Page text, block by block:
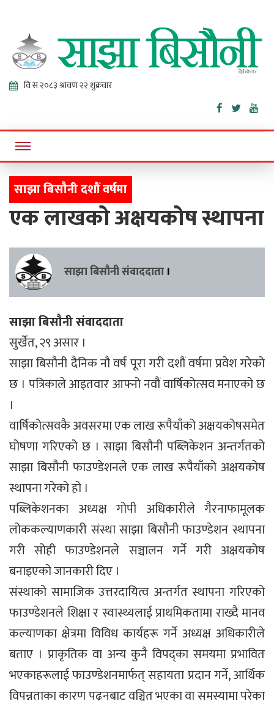
Sajha
Bisaunee
Online News Portal
साझा बिसौनी दशौं वर्षमा
एक लाखको अक्षयकोष स्थापना
साझा बिसौनी संवाददाता ।
साझा बिसौनी संवाददाता
सुर्खेत, २९ असार ।
साझा बिसौनी दैनिक नौ वर्ष पूरा गरी दशौं वर्षमा प्रवेश गरेको
छ । पत्रिकाले आइतवार आफ्नो नवौं वार्षिकोत्सव मनाएको छ
।
वार्षिकोत्सवकै अवसरमा एक लाख रूपैयाँको अक्षयकोषसमेत
घोषणा गरिएको छ । साझा बिसौनी पब्लिकेशन अन्तर्गतको
साझा बिसौनी फाउण्डेशनले एक लाख रूपैयाँको अक्षयकोष
स्थापना गरेको हो ।
पब्लिकेशनका अध्यक्ष गोपी अधिकारीले गैरनाफामूलक
लोककल्याणकारी संस्था साझा बिसौनी फाउण्डेशन स्थापना
गरी सोही फाउण्डेशनले सञ्चालन गर्ने गरी अक्षयकोष
बनाइएको जानकारी दिए ।
संस्थाको सामाजिक उत्तरदायित्व अन्तर्गत स्थापना गरिएको
फाउण्डेशनले शिक्षा र स्वास्थ्यलाई प्राथमिकतामा राख्दै मानव
कल्याणका क्षेत्रमा विविध कार्यहरू गर्ने अध्यक्ष अधिकारीले
बताए । प्राकृतिक वा अन्य कुनै विपद्का समयमा प्रभावित
भएकाहरूलाई फाउण्डेशनमार्फत् सहायता प्रदान गर्ने, आर्थिक
विपन्नताका कारण पढ्नबाट वञ्चित भएका वा समस्यामा परेका